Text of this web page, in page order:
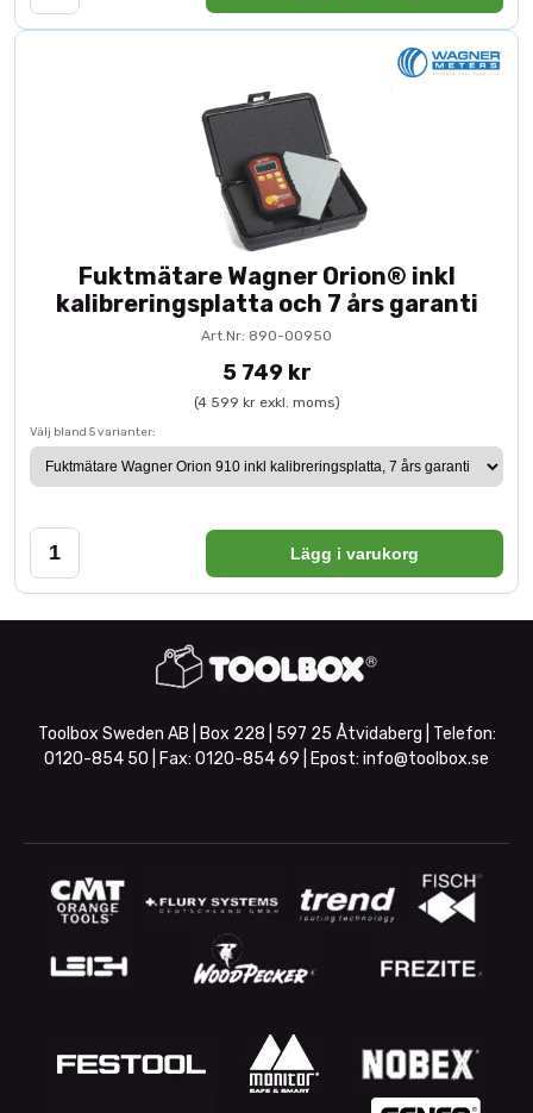
Fuktmätare Wagner Orion® inkl
kalibreringsplatta och 7 års garanti
Art.Nr: 890-00950
5 749 kr
(4 599 kr exkl. moms)
Välj bland 5 varianter:
Lägg i varukorg
Toolbox Sweden AB | Box 228 | 597 25 Åtvidaberg | Telefon:
0120-854 50 | Fax: 0120-854 69 | Epost: info@toolbox.se